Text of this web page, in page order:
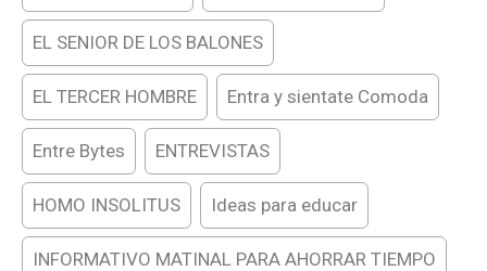
EL SENIOR DE LOS BALONES
EL TERCER HOMBRE Entra y sientate Comoda
Entre Bytes ENTREVISTAS
HOMO INSOLITUS Ideas para educar
INFORMATIVO MATINAL PARA AHORRAR TIEMPO